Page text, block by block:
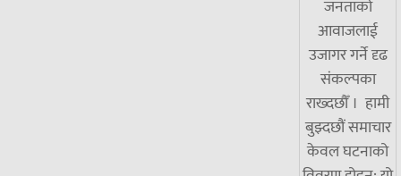
जनताको
आवाजलाई
उजागर गर्ने दृढ
संकल्पका
राख्दछौँ । हामी
बुझ्दछौं समाचार
केवल घटनाको